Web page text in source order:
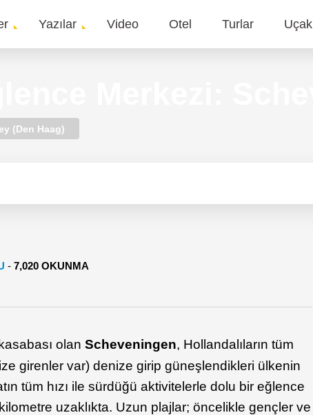
Yazılar Video Otel Turlar Uçak
(Den Haag)
-7,020 OKUNMA
olanScheveningen, Hollandalıların tüm
girenler var) denize girip güneşlendikleri ülkenin
tüm hızı ile sürdüğü aktivitelerle dolu bir eğlence
uzaklıkta. Uzun plajlar; öncelikle gençler ve